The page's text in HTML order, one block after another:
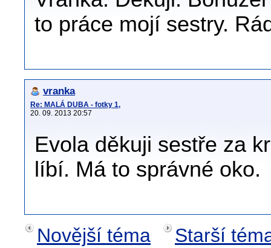
to práce mojí sestry.
vranka
Re: MALÁ DUBA - fotky 1,
20. 09. 2013 20:57
Evola děkuji sestře za
líbí. Má to správné oko.
Novější téma
Starší